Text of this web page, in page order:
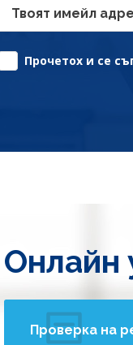
Твоят имейл
Прочетох и се
Онлайн
Проверка на